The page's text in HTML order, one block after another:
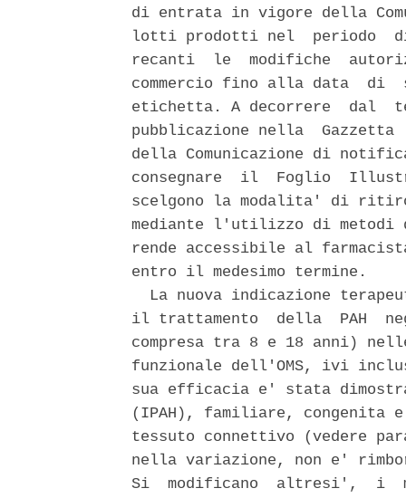
di entrata in vigore della
lotti prodotti nel  periodo
recanti  le  modifiche
commercio fino alla data  di
etichetta. A decorrere  dal
pubblicazione nella
della Comunicazione di
consegnare  il  Foglio
scelgono la modalita' di
mediante l'utilizzo di
rende accessibile al
entro il medesimo termine.
La nuova indicazione
il trattamento  della  PAH
compresa tra 8 e 18 anni)
funzionale dell'OMS, ivi
sua efficacia e' stata
(IPAH), familiare, congenita
tessuto connettivo (vedere
nella variazione, non e'
Si  modificano  altresi',  i